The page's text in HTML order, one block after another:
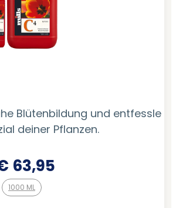
Blütenbildung und entfessle
deiner Pflanzen.
63,95
1000 ML